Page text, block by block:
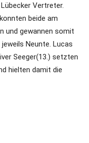
Vertreter.
beide am
und gewannen somit
Neunte. Lucas
Seeger(13.) setzten
hielten damit die